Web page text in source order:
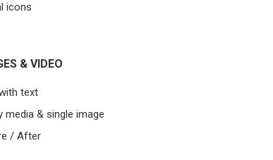
icons
& VIDEO
text
media & single image
/ After